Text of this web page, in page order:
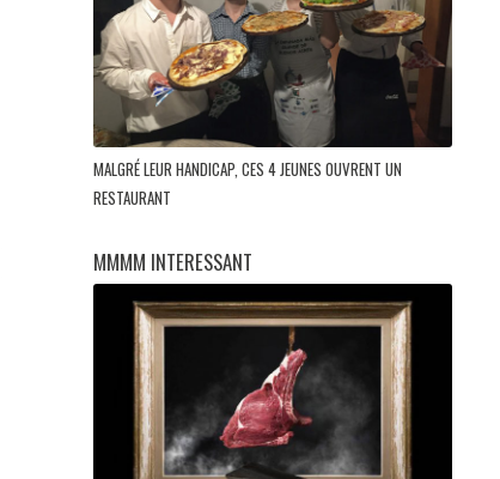
MALGRÉ LEUR HANDICAP, CES 4 JEUNES OUVRENT UN
RESTAURANT
MMMM INTERESSANT